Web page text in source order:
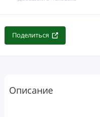
Поделиться
Описание